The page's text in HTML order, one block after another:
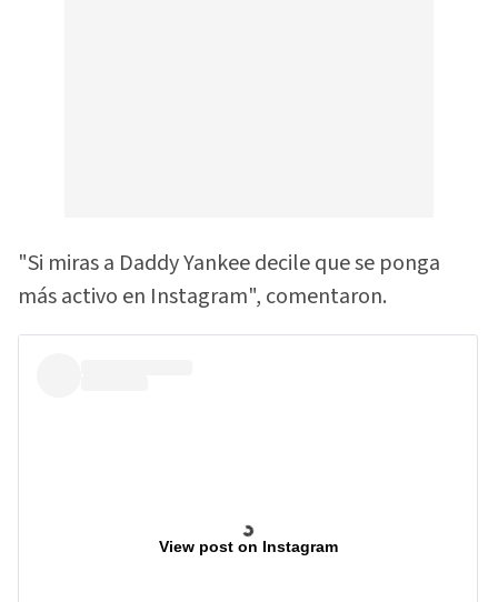
"Si miras a Daddy Yankee decile que se ponga
más activo en Instagram", comentaron.
View post on Instagram